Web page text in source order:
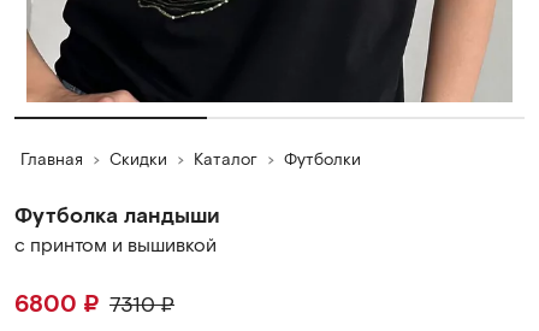
Главная Скидки Каталог Футболки
Футболка ландыши
с принтом и вышивкой
6800 ₽ 7310₽